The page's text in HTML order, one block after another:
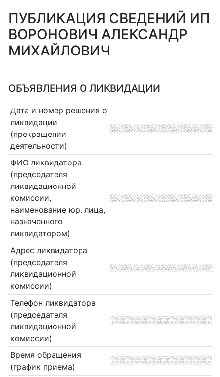
ПУБЛИКАЦИЯ СВЕДЕНИЙ ИП
ВОРОНОВИЧ АЛЕКСАНДР
МИХАЙЛОВИЧ
ОБЪЯВЛЕНИЯ О ЛИКВИДАЦИИ
Дата и номер решения о
ликвидации
(прекращении
деятельности)
ФИО ликвидатора
(председателя
ликвидационной
комиссии,
наименование юр. лица,
назначенного
ликвидатором)
Адрес ликвидатора
(председателя
ликвидационной
комиссии)
Телефон ликвидатора
(председателя
ликвидационной
комиссии)
Время обращения
(график приема)